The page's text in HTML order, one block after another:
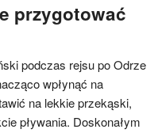
przygotować
podczas rejsu po Odrze
wpłynąć na
na lekkie przekąski,
pływania. Doskonałym